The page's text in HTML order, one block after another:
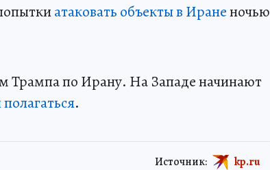
атаковать объекты в Ираненочью
Трампа по Ирану. На Западе начинают
.
Источник: kp.ru